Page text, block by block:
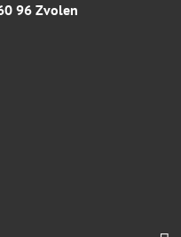
96 Zvolen